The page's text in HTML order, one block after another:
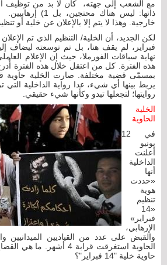
مع الشعب إلى جهته، كان لا بد من توظيف
خارجية. وهذا لا يتم إلا بالإعلان عن خلية أو
فبراير، لم يقف هنا، بل تم توسعته ليضاف
نهاية سباقات الفورملا، حيث إن الإعلام
هذه الفترة. كل من اعتقل خلال هذه الفترة
بمسمّى قضية مختلفة. صارت الخلية حاوية
يربط بينها أي شيء، عدا رواية الداخلية التي
روايتها؛ لتجعلها تبدو وكأنها شيء حقيقي.
الخلية
الحاوية
في 12
يونيو
أعلنت
الداخلية
أنها
«حددت
هوية
تنظيم
«14
فبراير»
الإرهابي،
والقبض على عدد من القياديين الميدانيين
الحاوية استغرقت قرابة 4
حاوية خلية "14 فبراير"؟